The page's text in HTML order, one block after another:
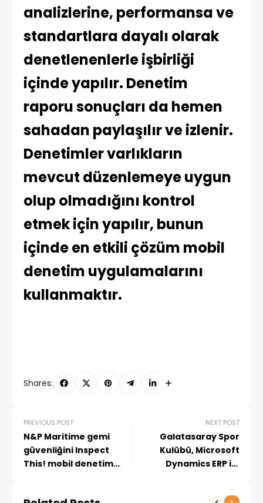
analizlerine, performansa ve
standartlara dayalı olarak
denetlenenlerle işbirliği
içinde yapılır. Denetim
raporu sonuçları da hemen
sahadan paylaşılır ve izlenir.
Denetimler varlıkların
mevcut düzenlemeye uygun
olup olmadığını kontrol
etmek için yapılır, bunun
içinde en etkili çözüm mobil
denetim uygulamalarını
kullanmaktır.
Shares:
PREVIOUS POST
N&P Maritime gemi
güvenliğini Inspect
This! mobil denetim
NEXT POST
Galatasaray Spor
Kulübü, Microsoft
Dynamics ERP ile